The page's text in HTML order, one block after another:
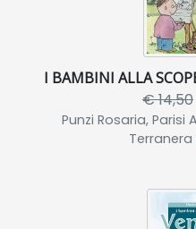
I BAMBINI ALLA
€ 14,50
Punzi Rosaria, Parisi
Terranera